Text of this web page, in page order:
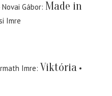
Gábor Made in
Imre
Imre Viktória